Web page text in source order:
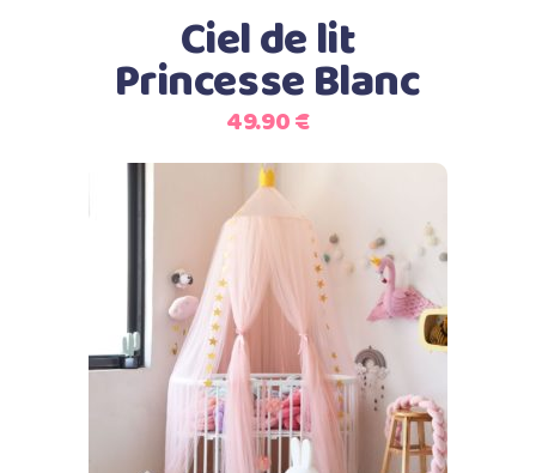
Ciel de lit
Princesse Blanc
49.90€
Ajouter au panier